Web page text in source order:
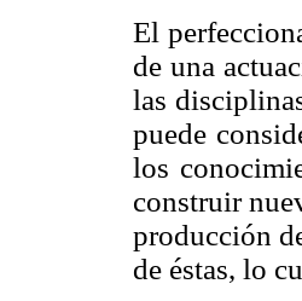
El
de una
las
puede
los
construir
producción
de éstas, lo